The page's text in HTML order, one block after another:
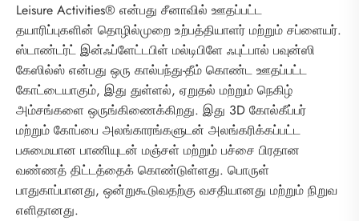
Leisure Activities® என்பது சீனாவில் ஊதப்பட்ட
தயாரிப்புகளின் தொழில்முறை உற்பத்தியாளர் மற்றும் சப்ளையர்.
ஸ்டாண்டர்ட் இன்ஃப்ளேட்டபிள் மல்டிபிளே ஃபுட்பால் பவுன்ஸி
கேஸில்ஸ் என்பது ஒரு கால்பந்து-தீம் கொண்ட ஊதப்பட்ட
கோட்டையாகும், இது துள்ளல், ஏறுதல் மற்றும் நெகிழ்
அம்சங்களை ஒருங்கிணைக்கிறது. இது 3D கோல்கீப்பர்
மற்றும் கோப்பை அலங்காரங்களுடன் அலங்கரிக்கப்பட்ட
பசுமையான பாணியுடன் மஞ்சள் மற்றும் பச்சை பிரதான
வண்ணத் திட்டத்தைக் கொண்டுள்ளது. பொருள்
பாதுகாப்பானது, ஒன்றுகூடுவதற்கு வசதியானது மற்றும் நிறுவ
எளிதானது.